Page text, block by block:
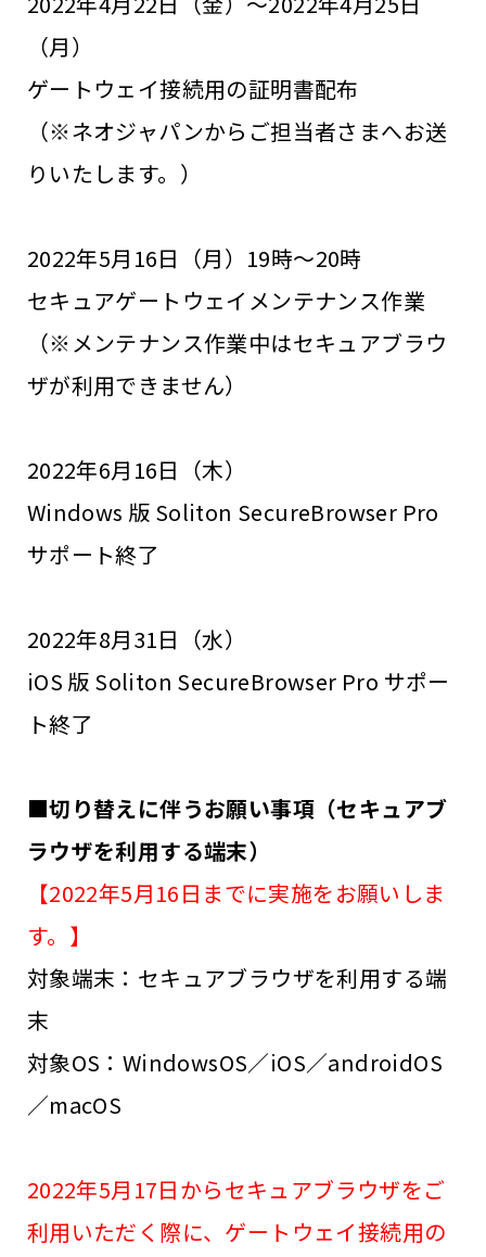
（月）
ゲートウェイ接続用の証明書配布
（※ネオジャパンからご担当者さまへお送
りいたします。）
2022年5月16日（月）19時～20時
セキュアゲートウェイメンテナンス作業
（※メンテナンス作業中はセキュアブラウ
ザが利用できません）
2022年6月16日（木）
Windows 版 Soliton SecureBrowser Pro
サポート終了
2022年8月31日（水）
iOS 版 Soliton SecureBrowser Pro サポー
ト終了
■切り替えに伴うお願い事項（セキュアブ
ラウザを利用する端末）
【2022年5月16日までに実施をお願いしま
す。】
対象端末：セキュアブラウザを利用する端
末
対象OS：WindowsOS／iOS／androidOS
／macOS
2022年5月17日からセキュアブラウザをご
利用いただく際に、ゲートウェイ接続用の